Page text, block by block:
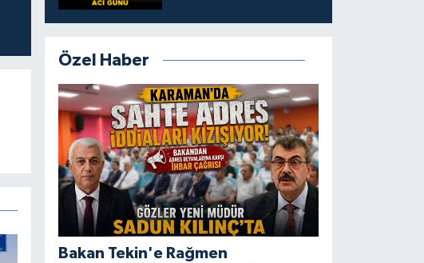
Özel Haber
Bakan Tekin'e Rağmen